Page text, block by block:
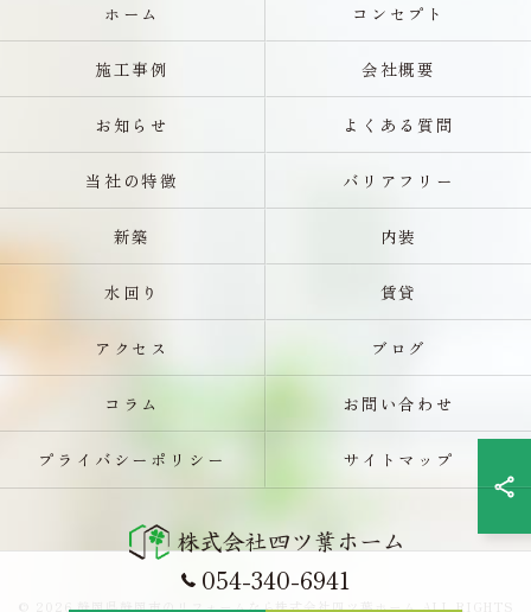
054-340-6941
ホーム コンセプト
施工事例 会社概要
お知らせ よくある質問
当社の特徴 バリアフリー
新築 内装
水回り 賃貸
アクセス ブログ
コラム お問い合わせ
プライバシーポリシー サイトマップ
© 2026 静岡県静岡市のリフォームなら株式会社四ツ葉ホーム ALL RIGHTS